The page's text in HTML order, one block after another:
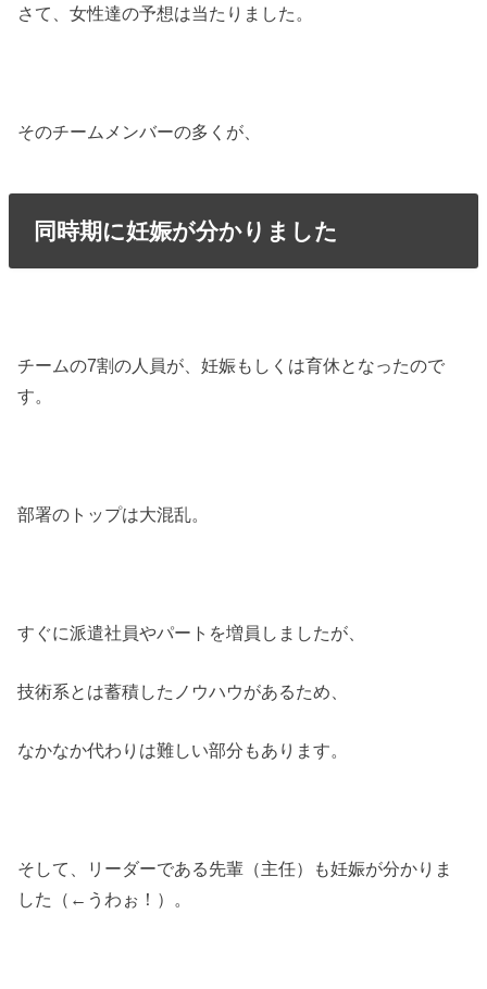
さて、女性達の予想は当たりました。
そのチームメンバーの多くが、
同時期に妊娠が分かりました
チームの7割の人員が、妊娠もしくは育休となったので
す。
部署のトップは大混乱。
すぐに派遣社員やパートを増員しましたが、
技術系とは蓄積したノウハウがあるため、
なかなか代わりは難しい部分もあります。
そして、リーダーである先輩（主任）も妊娠が分かりま
した（←うわぉ！）。